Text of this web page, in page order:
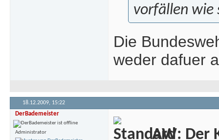
vorfällen wie
Die
weder dafuer
18.12.2009, 15:22
DerBademeister
Administrator AW: Der